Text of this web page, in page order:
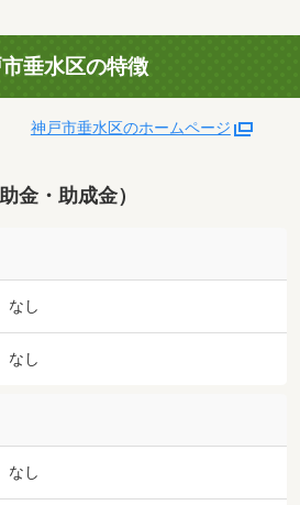
垂水区の特徴
神戸市垂水区のホームページ
金・助成金）
なし
なし
なし